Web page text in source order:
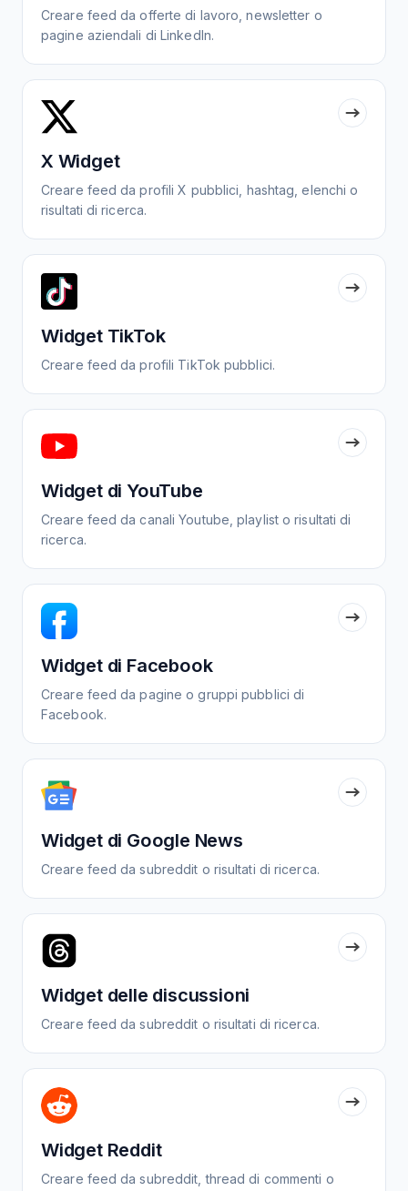
Creare feed da offerte di lavoro, newsletter o
pagine aziendali di LinkedIn.
X Widget
Creare feed da profili X pubblici, hashtag, elenchi o
risultati di ricerca.
Widget TikTok
Creare feed da profili TikTok pubblici.
Widget di YouTube
Creare feed da canali Youtube, playlist o risultati di
ricerca.
Widget di Facebook
Creare feed da pagine o gruppi pubblici di
Facebook.
Widget di Google News
Creare feed da subreddit o risultati di ricerca.
Widget delle discussioni
Creare feed da subreddit o risultati di ricerca.
Widget Reddit
Creare feed da subreddit, thread di commenti o